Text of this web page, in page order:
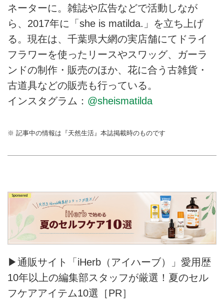
ネーターに。雑誌や広告などで活動しなが
ら、2017年に「she is matilda.」を立ち上げ
る。現在は、千葉県大網の実店舗にてドライ
フラワーを使ったリースやスワッグ、ガーラ
ンドの制作・販売のほか、花に合う古雑貨・
古道具などの販売も行っている。
インスタグラム： @sheismatilda
※ 記事中の情報は『天然生活』本誌掲載時のものです
▶通販サイト「iHerb（アイハーブ）」愛用歴
10年以上の編集部スタッフが厳選！夏のセル
フケアアイテム10選［PR］